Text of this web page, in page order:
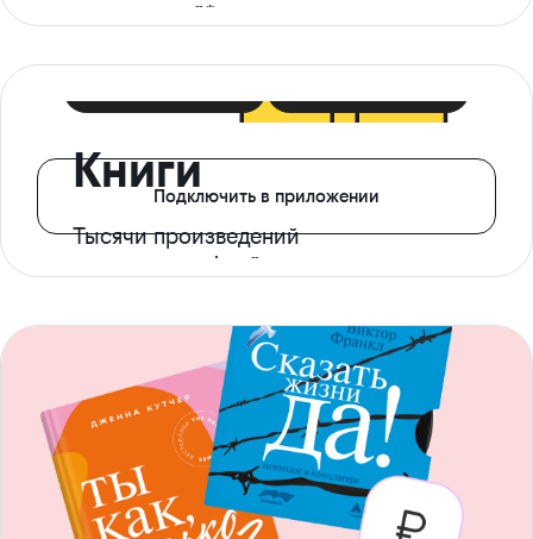
ограничений*
Книги
Тысячи произведений
с доступом офлайн
Подключить в приложении